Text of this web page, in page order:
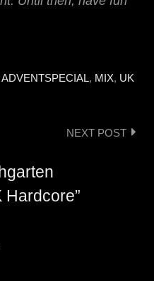
ADVENTSPECIAL, MIX, UK
NEXT POST